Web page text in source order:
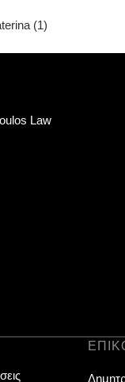
(1)